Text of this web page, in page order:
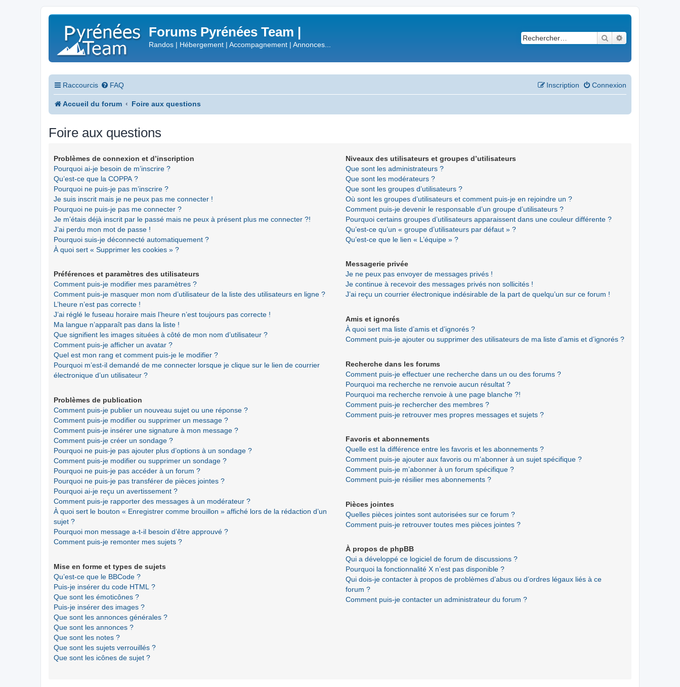
Forums Pyrénées Team |
Randos | Hébergement | Accompagnement | Annonces...
Rechercher
Raccourcis FAQ Connexion
Inscription
Accueil du forum Foire aux questions
Foire aux questions
Problèmes de connexion et d’inscription
Pourquoi ai-je besoin de m’inscrire ?
Qu’est-ce que la COPPA ?
Pourquoi ne puis-je pas m’inscrire ?
Je suis inscrit mais je ne peux pas me connecter !
Pourquoi ne puis-je pas me connecter ?
Je m’étais déjà inscrit par le passé mais ne peux à présent plus me connecter ?!
J’ai perdu mon mot de passe !
Pourquoi suis-je déconnecté automatiquement ?
À quoi sert « Supprimer les cookies » ?
Préférences et paramètres des utilisateurs
Comment puis-je modifier mes paramètres ?
Comment puis-je masquer mon nom d’utilisateur de la liste des utilisateurs en ligne ?
L’heure n’est pas correcte !
J’ai réglé le fuseau horaire mais l’heure n’est toujours pas correcte !
Ma langue n’apparaît pas dans la liste !
Que signifient les images situées à côté de mon nom d’utilisateur ?
Comment puis-je afficher un avatar ?
Quel est mon rang et comment puis-je le modifier ?
Pourquoi m’est-il demandé de me connecter lorsque je clique sur le lien de courrier
électronique d’un utilisateur ?
Problèmes de publication
Comment puis-je publier un nouveau sujet ou une réponse ?
Comment puis-je modifier ou supprimer un message ?
Comment puis-je insérer une signature à mon message ?
Comment puis-je créer un sondage ?
Pourquoi ne puis-je pas ajouter plus d’options à un sondage ?
Comment puis-je modifier ou supprimer un sondage ?
Pourquoi ne puis-je pas accéder à un forum ?
Pourquoi ne puis-je pas transférer de pièces jointes ?
Pourquoi ai-je reçu un avertissement ?
Comment puis-je rapporter des messages à un modérateur ?
À quoi sert le bouton « Enregistrer comme brouillon » affiché lors de la rédaction d’un
sujet ?
Pourquoi mon message a-t-il besoin d’être approuvé ?
Comment puis-je remonter mes sujets ?
Mise en forme et types de sujets
Qu’est-ce que le BBCode ?
Puis-je insérer du code HTML ?
Que sont les émoticônes ?
Puis-je insérer des images ?
Que sont les annonces générales ?
Que sont les annonces ?
Que sont les notes ?
Que sont les sujets verrouillés ?
Que sont les icônes de sujet ?
Niveaux des utilisateurs et groupes d’utilisateurs
Que sont les administrateurs ?
Que sont les modérateurs ?
Que sont les groupes d’utilisateurs ?
Où sont les groupes d’utilisateurs et comment puis-je en rejoindre un ?
Comment puis-je devenir le responsable d’un groupe d’utilisateurs ?
Pourquoi certains groupes d’utilisateurs apparaissent dans une couleur différente ?
Qu’est-ce qu’un « groupe d’utilisateurs par défaut » ?
Qu’est-ce que le lien « L’équipe » ?
Messagerie privée
Je ne peux pas envoyer de messages privés !
Je continue à recevoir des messages privés non sollicités !
J’ai reçu un courrier électronique indésirable de la part de quelqu’un sur ce forum !
Amis et ignorés
À quoi sert ma liste d’amis et d’ignorés ?
Comment puis-je ajouter ou supprimer des utilisateurs de ma liste d’amis et d’ignorés ?
Recherche dans les forums
Comment puis-je effectuer une recherche dans un ou des forums ?
Pourquoi ma recherche ne renvoie aucun résultat ?
Pourquoi ma recherche renvoie à une page blanche ?!
Comment puis-je rechercher des membres ?
Comment puis-je retrouver mes propres messages et sujets ?
Favoris et abonnements
Quelle est la différence entre les favoris et les abonnements ?
Comment puis-je ajouter aux favoris ou m’abonner à un sujet spécifique ?
Comment puis-je m’abonner à un forum spécifique ?
Comment puis-je résilier mes abonnements ?
Pièces jointes
Quelles pièces jointes sont autorisées sur ce forum ?
Comment puis-je retrouver toutes mes pièces jointes ?
À propos de phpBB
Qui a développé ce logiciel de forum de discussions ?
Pourquoi la fonctionnalité X n’est pas disponible ?
Qui dois-je contacter à propos de problèmes d’abus ou d’ordres légaux liés à ce
forum ?
Comment puis-je contacter un administrateur du forum ?